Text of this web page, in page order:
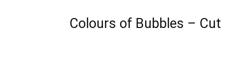
Colours of Bubbles – Cut